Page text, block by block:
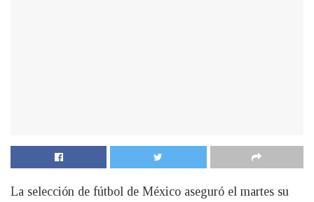
La selección de fútbol de México aseguró el martes su